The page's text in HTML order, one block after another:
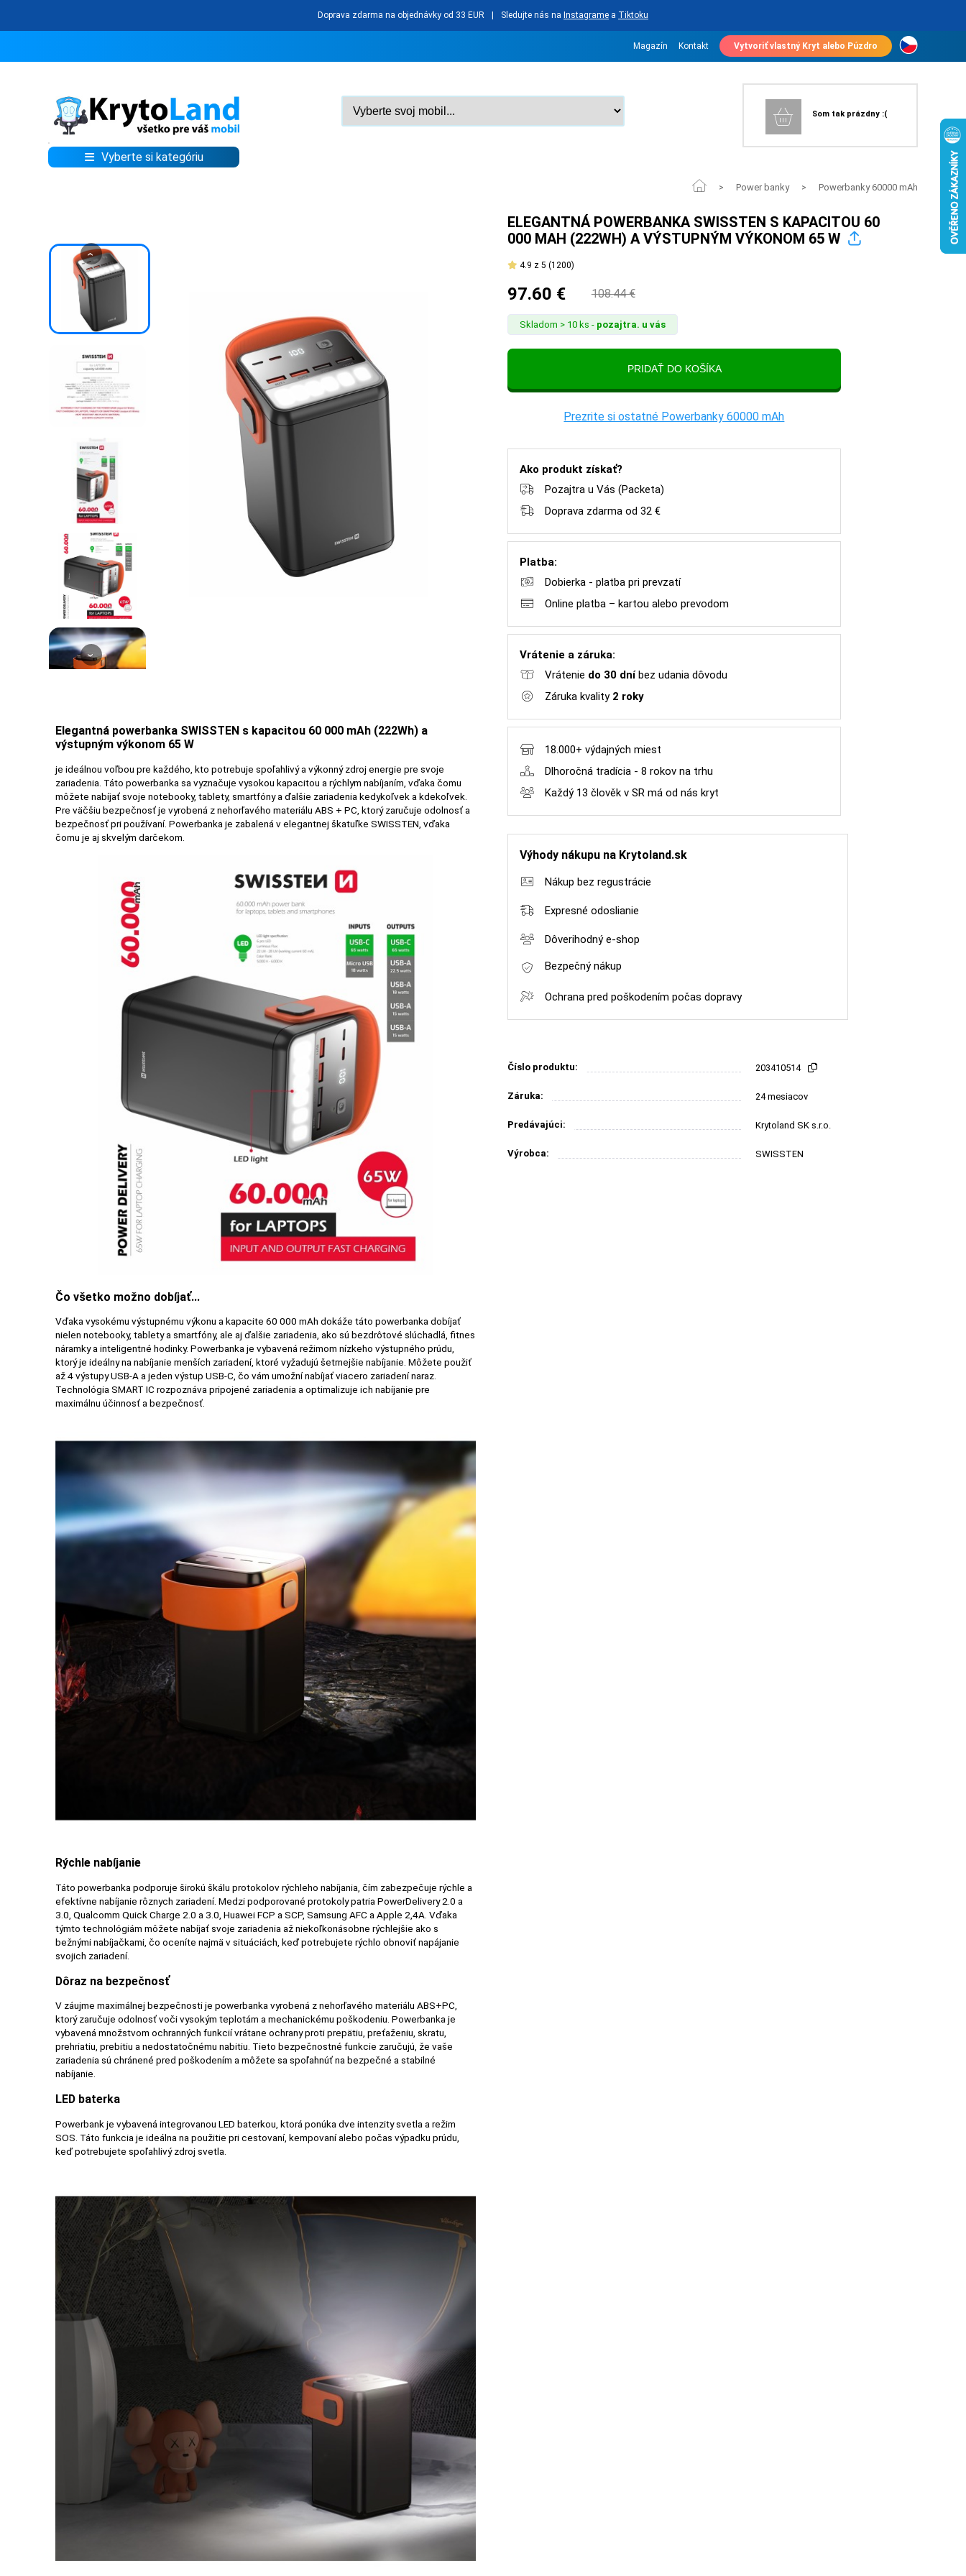
Doprava zdarma na objednávky od 33 EUR Sledujte nás na Instagrame a Tiktoku
Magazín Kontakt Vytvoriť vlastný Kryt alebo Púzdro
Vyberte si kategóriu
Som tak prázdny :(
MOBIL
TVRDENÉ
NABÍJANIE
PRODUKTY
MIERU
PRÍSLUŠENSTVO
PRE
MOBILY
PC
/
NOTEBOOK
GAMING
AUTOPRÍSLUŠENSTVO
MALÉ
KANCELÁRIA
ŠTÝL
OUTDOOR
KRÁSA
MATKA
A
DIEŤA
DRONY
ZÁHRADA
‹
›
Elegantná powerbanka SWISSTEN s kapacitou 60 000 mAh (222Wh) a
výstupným výkonom 65 W
je ideálnou voľbou pre každého, kto potrebuje spoľahlivý a výkonný zdroj energie pre svoje
zariadenia. Táto powerbanka sa vyznačuje vysokou kapacitou a rýchlym nabíjaním, vďaka čomu
môžete nabíjať svoje notebooky, tablety, smartfóny a ďalšie zariadenia kedykoľvek a kdekoľvek.
Pre väčšiu bezpečnosť je vyrobená z nehorľavého materiálu ABS + PC, ktorý zaručuje odolnosť a
bezpečnosť pri používaní. Powerbanka je zabalená v elegantnej škatuľke SWISSTEN, vďaka
čomu je aj skvelým darčekom.
Čo všetko možno dobíjať...
Vďaka vysokému výstupnému výkonu a kapacite 60 000 mAh dokáže táto powerbanka dobíjať
nielen notebooky, tablety a smartfóny, ale aj ďalšie zariadenia, ako sú bezdrôtové slúchadlá, fitnes
náramky a inteligentné hodinky. Powerbanka je vybavená režimom nízkeho výstupného prúdu,
ktorý je ideálny na nabíjanie menších zariadení, ktoré vyžadujú šetrnejšie nabíjanie. Môžete použiť
až 4 výstupy USB-A a jeden výstup USB-C, čo vám umožní nabíjať viacero zariadení naraz.
Technológia SMART IC rozpoznáva pripojené zariadenia a optimalizuje ich nabíjanie pre
maximálnu účinnosť a bezpečnosť.
Rýchle nabíjanie
Táto powerbanka podporuje širokú škálu protokolov rýchleho nabíjania, čím zabezpečuje rýchle a
efektívne nabíjanie rôznych zariadení. Medzi podporované protokoly patria PowerDelivery 2.0 a
3.0, Qualcomm Quick Charge 2.0 a 3.0, Huawei FCP a SCP, Samsung AFC a Apple 2,4A. Vďaka
týmto technológiám môžete nabíjať svoje zariadenia až niekoľkonásobne rýchlejšie ako s
bežnými nabíjačkami, čo oceníte najmä v situáciách, keď potrebujete rýchlo obnoviť napájanie
svojich zariadení.
Dôraz na bezpečnosť
V záujme maximálnej bezpečnosti je powerbanka vyrobená z nehorľavého materiálu ABS+PC,
ktorý zaručuje odolnosť voči vysokým teplotám a mechanickému poškodeniu. Powerbanka je
vybavená množstvom ochranných funkcií vrátane ochrany proti prepätiu, preťaženiu, skratu,
prehriatiu, prebitiu a nedostatočnému nabitiu. Tieto bezpečnostné funkcie zaručujú, že vaše
zariadenia sú chránené pred poškodením a môžete sa spoľahnúť na bezpečné a stabilné
nabíjanie.
LED baterka
Powerbank je vybavená integrovanou LED baterkou, ktorá ponúka dve intenzity svetla a režim
SOS. Táto funkcia je ideálna na použitie pri cestovaní, kempovaní alebo počas výpadku prúdu,
keď potrebujete spoľahlivý zdroj svetla.
ELEGANTNÁ POWERBANKA SWISSTEN S KAPACITOU 60
000 MAH (222WH) A VÝSTUPNÝM VÝKONOM 65 W
4.9 z 5 (1200)
97.60 € 108.44 €
Skladom > 10 ks - pozajtra. u vás
Prezrite si ostatné Powerbanky 60000 mAh
Ako produkt získať?
Pozajtra u Vás (Packeta)
Doprava zdarma od 32 €
Platba:
Dobierka - platba pri prevzatí
Online platba – kartou alebo prevodom
Vrátenie a záruka:
Vrátenie do 30 dníbez udania dôvodu
Záruka kvality 2 roky
18.000+ výdajných miest
Dlhoročná tradícia - 8 rokov na trhu
Každý 13 člověk v SR má od nás kryt
Výhody nákupu na Krytoland.sk
Nákup bez regustrácie
Expresné odoslianie
Dôverihodný e-shop
Bezpečný nákup
Ochrana pred poškodením počas dopravy
Číslo produktu: 203410514
Záruka: 24 mesiacov
Predávajúci: Krytoland SK s.r.o.
Výrobca: SWISSTEN
> Power banky > Powerbanky 60000 mAh